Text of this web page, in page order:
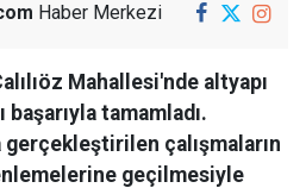
Haber Merkezi
Mahallesi'nde altyapı
başarıyla tamamladı.
çalışmaların
geçilmesiyle